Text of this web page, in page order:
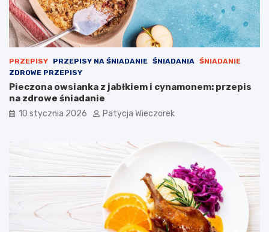
PRZEPISY PRZEPISY NA ŚNIADANIE ŚNIADANIA ŚNIADANIE
ZDROWE PRZEPISY
Pieczona owsianka z jabłkiem i cynamonem: przepis
na zdrowe śniadanie
10 stycznia 2026 Patycja Wieczorek